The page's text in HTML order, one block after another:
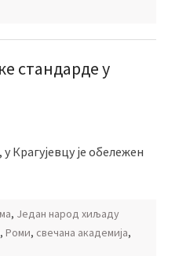
стандарде у
Крагујевцу је обележен
, Један народ хиљаду
, Роми, свечана академија,